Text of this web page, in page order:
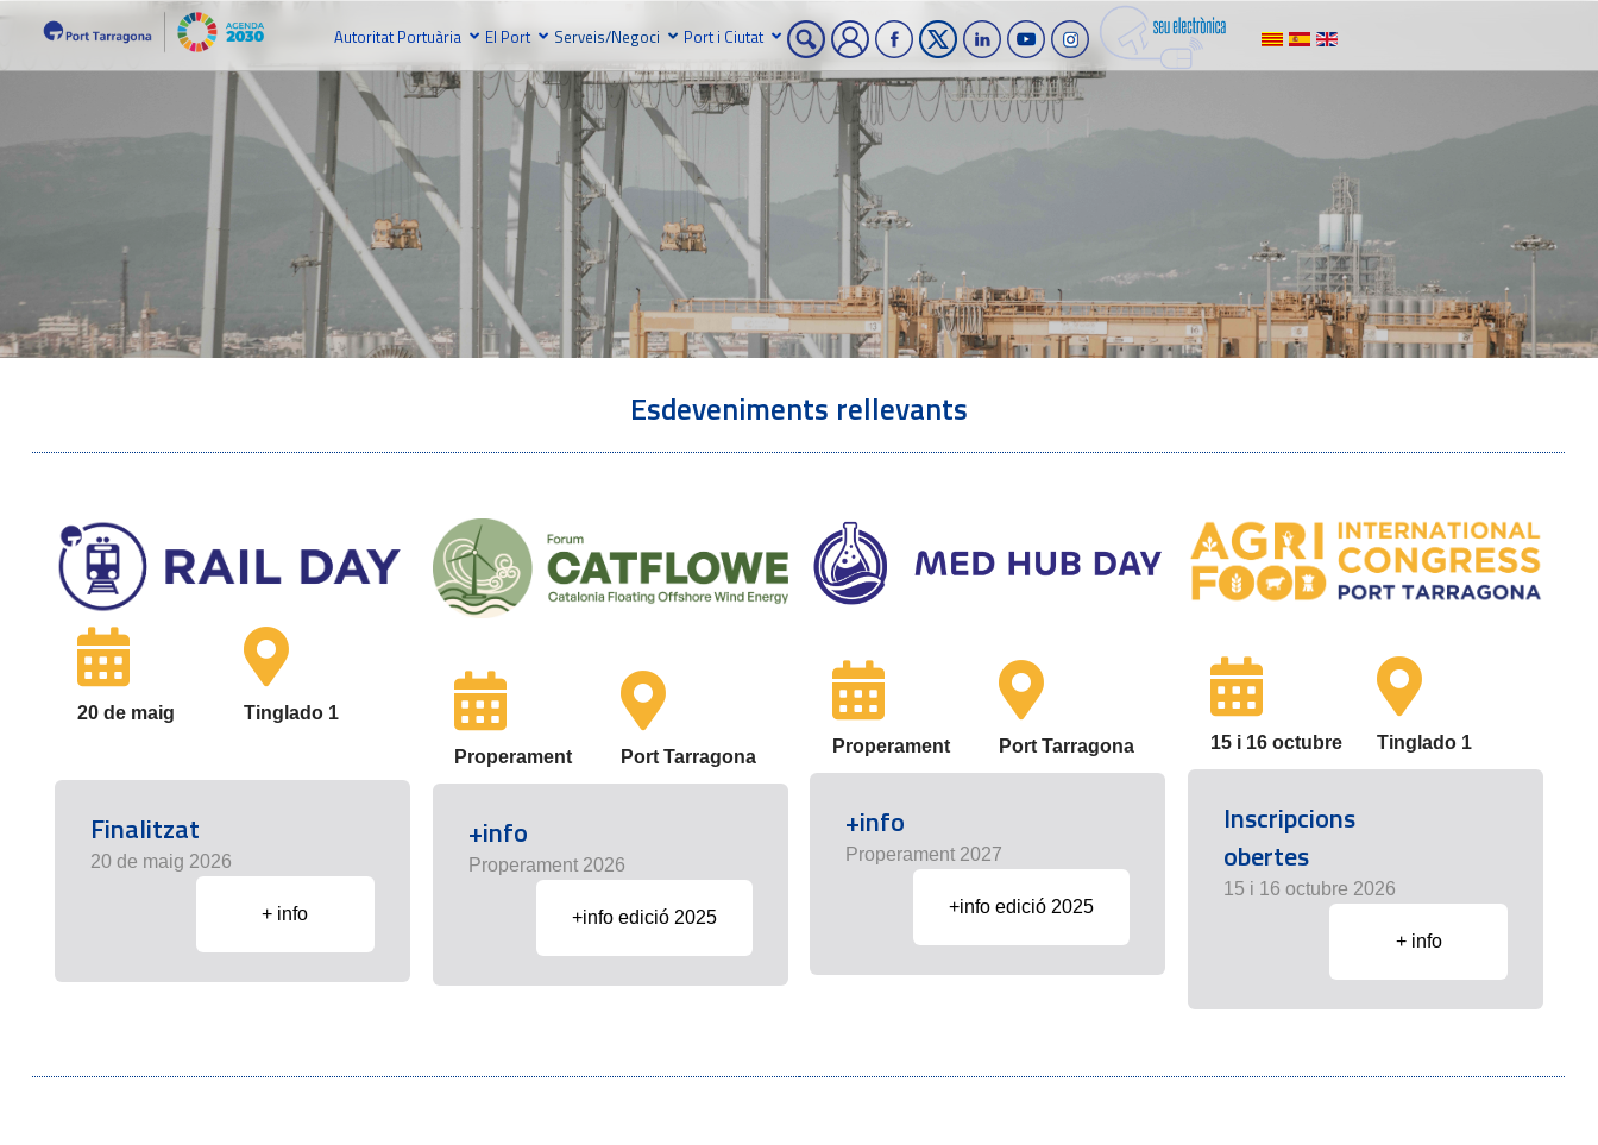
Autoritat Portuària El Port Serveis/Negoci Port i Ciutat
Esdeveniments rellevants
20 de maig Tinglado 1
Finalitzat
20 de maig 2026
+ info
Properament Port Tarragona
+info
Properament 2026
+info edició 2025
Properament Port Tarragona
+info
Properament 2027
+info edició 2025
15 i 16 octubre Tinglado 1
Inscripcions
obertes
15 i 16 octubre 2026
+ info